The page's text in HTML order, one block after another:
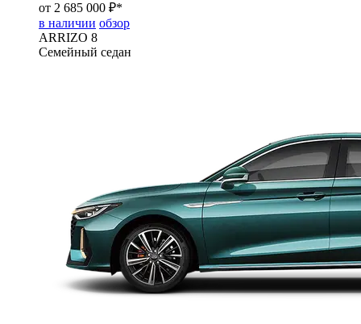
от 2 685 000 ₽*
в наличии обзор
ARRIZO 8
Семейный седан